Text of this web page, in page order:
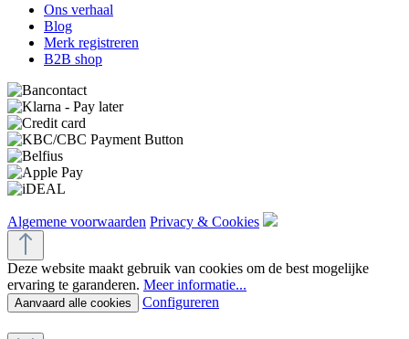
Ons verhaal
Blog
Merk registreren
B2B shop
Algemene voorwaarden Privacy & Cookies
Deze website maakt gebruik van cookies om de best mogelijke
ervaring te garanderen. Meer informatie...
Aanvaard alle cookies Configureren